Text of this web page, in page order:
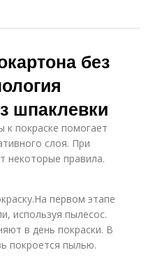
без
шпаклевки
к покраске помогает
слоя. При
некоторые правила.
первом этапе
используя пылесос.
в день покраски. В
покроется пылью.